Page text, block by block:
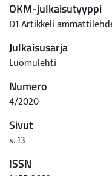
OKM-julkaisutyyppi
D1 Artikkeli
Julkaisusarja
Luomulehti
Numero
4/2020
Sivut
s. 13
ISSN